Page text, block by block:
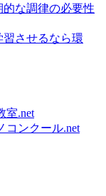
な調律の必要性
習させるなら環
室.net
コンクール.net